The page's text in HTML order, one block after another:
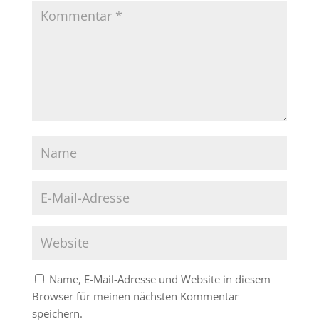
Name, E-Mail-Adresse und Website in diesem
Browser für meinen nächsten Kommentar
speichern.